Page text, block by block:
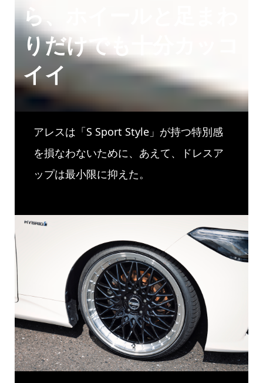
ら、ホイールと足まわ
りだけでも十分カッコ
イイ
アレスは「S Sport Style」が持つ特別感
を損なわないために、あえて、ドレスア
ップは最小限に抑えた。